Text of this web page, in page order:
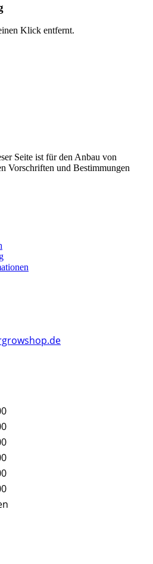
Klick entfernt.
Seite ist für den Anbau von
Vorschriften und Bestimmungen